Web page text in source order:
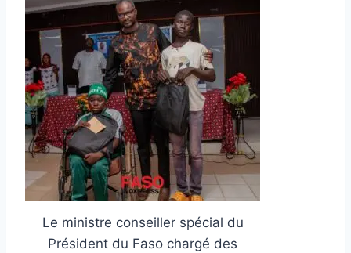
Le ministre conseiller spécial du
Président du Faso chargé des